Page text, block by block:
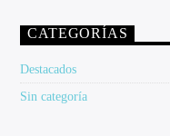
CATEGORÍAS
Destacados
Sin categoría